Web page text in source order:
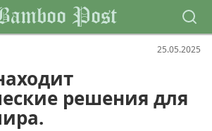
Post
25.05.2025
решения для